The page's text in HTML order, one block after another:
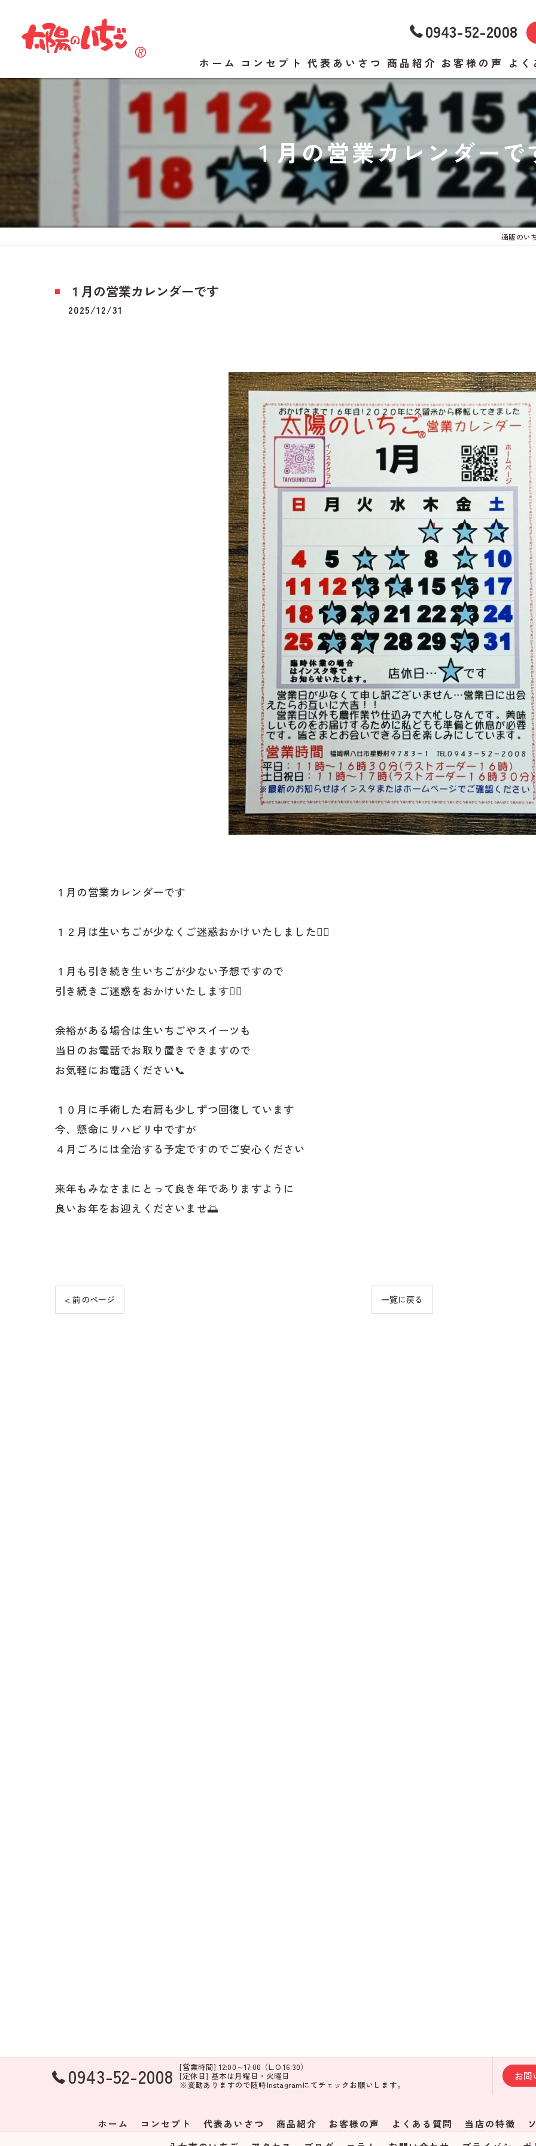
0943-52-2008
ホーム コンセプト 代表あいさつ 商品紹介 お客様の声 よ
１月の営業カレンダーで
通販のい
１月の営業カレンダーです
2025/12/31
１月の営業カレンダーです
１２月は生いちごが少なくご迷惑おかけいたしました🙇‍♂️
１月も引き続き生いちごが少ない予想ですので
引き続きご迷惑をおかけいたします🙇‍♂️
余裕がある場合は生いちごやスイーツも
当日のお電話でお取り置きできますので
お気軽にお電話ください📞
１０月に手術した右肩も少しずつ回復しています
今、懸命にリハビリ中ですが
４月ごろには全治する予定ですのでご安心ください
来年もみなさまにとって良き年でありますように
良いお年をお迎えくださいませ🌅
< 前のページ 一覧に戻る
0943-52-2008 [営業時間] 12:00～17:00（L.O.16:30）
[定休日] 基本は月曜日・火曜日
※変動ありますので随時Instagramにてチェックお願いします。
お問
ホーム コンセプト 代表あいさつ 商品紹介 お客様の声 よくある質問 当店の特徴